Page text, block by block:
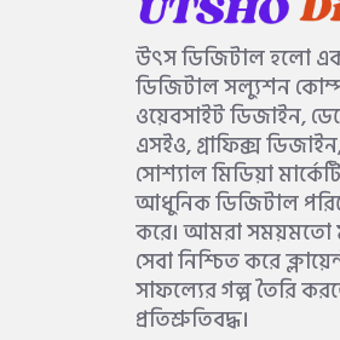
উৎস ডিজিটাল হলো
ডিজিটাল সল্যুশন
ওয়েবসাইট ডিজাইন,
এসইও, গ্রাফিক্স
সোশ্যাল মিডিয়া
আধুনিক ডিজিটাল
করে। আমরা সময়মতো
সেবা নিশ্চিত করে
সাফল্যের গল্প তৈরি
প্রতিশ্রুতিবদ্ধ।